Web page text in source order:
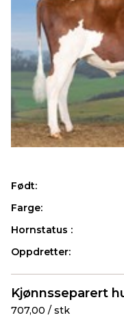
Født:
Farge:
Hornstatus :
Oppdretter:
Kjønnsseparert
707,00 / stk